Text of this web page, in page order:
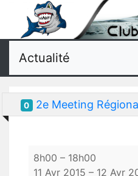
Actualité
0 2e Meeting
2e
Meeting
8h00 – 18h00
11 Avr 2015 – 12 Avr